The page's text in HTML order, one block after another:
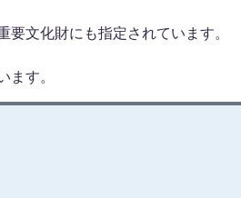
文化財にも指定されています。
す。